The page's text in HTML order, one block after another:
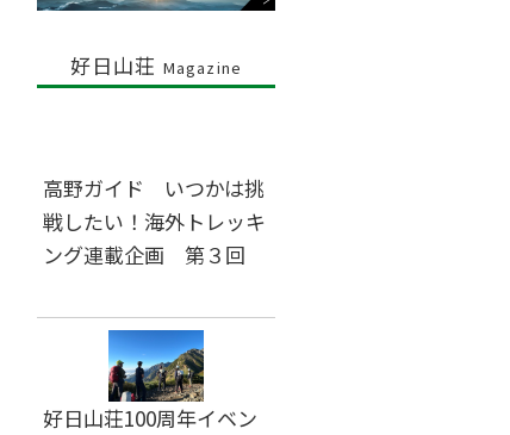
好日山荘 Magazine
高野ガイド いつかは挑
戦したい！海外トレッキ
ング連載企画 第３回
好日山荘100周年イベン